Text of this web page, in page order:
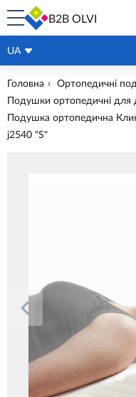
B2B OLVI
UA
Головна
Ортопедичні
Подушки ортопедичні
Подушка ортопедична
j2540 "S"